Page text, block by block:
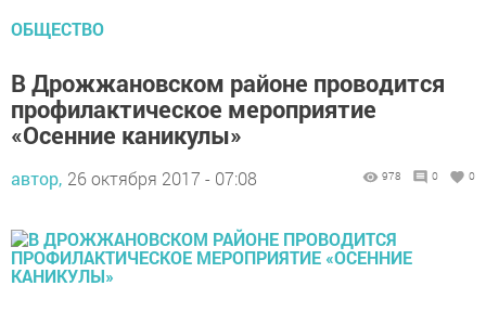
ОБЩЕСТВО
В Дрожжановском районе проводится
профилактическое мероприятие
«Осенние каникулы»
автор, 26 октября 2017 - 07:08 978 0 0